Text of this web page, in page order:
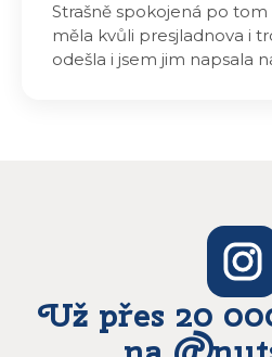
Strašně spokojená po
měla kvůli presjladnova i
odešla i jsem jim napsala
Už přes 20